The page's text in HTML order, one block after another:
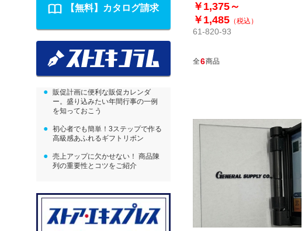
【無料】カタログ請求
販促計画に便利な販促カレンダ
ー。盛り込みたい年間行事の一例
を知っておこう
初心者でも簡単！3ステップで作る
高級感あふれるギフトリボン
売上アップに欠かせない！ 商品陳
列の重要性とコツをご紹介
￥1,375～
￥1,485 （税込）
61-820-93
全6商品